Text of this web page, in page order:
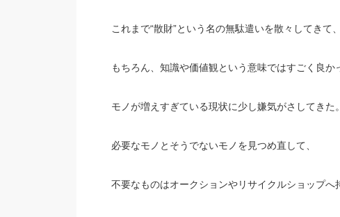
これまで“散財”という名の無駄遣いを散々してきて、
もちろん、知識や価値観という意味ではすごく良か
モノが増えすぎている現状に少し嫌気がさしてきた。
必要なモノとそうでないモノを見つめ直して、
不要なものはオークションやリサイクルショップへ